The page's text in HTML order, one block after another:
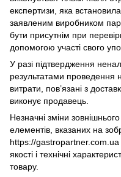
експертизи, яка
заявленим виробником
бути присутнім при
допомогою участі свого
У разі підтвердження
результатами проведення
витрати, пов’язані з
виконує продавець.
Незначні зміни
елементів, вказаних на
https://gastropartner.com.ua
якості і технічні
товару.